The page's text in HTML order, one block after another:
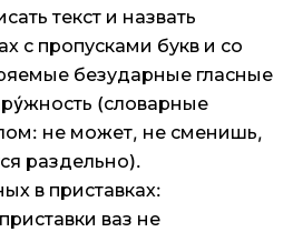
текст и назвать
с пропусками букв и со
безударные гласные
(словарные
не может, не сменишь,
раздельно).
в приставках:
ваз не